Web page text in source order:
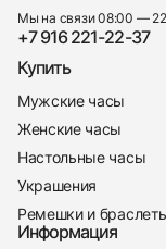
Мы на связи 08:00 —
+7 916 221-22-37
Купить
Мужские часы
Женские часы
Настольные часы
Украшения
Ремешки и
Информация